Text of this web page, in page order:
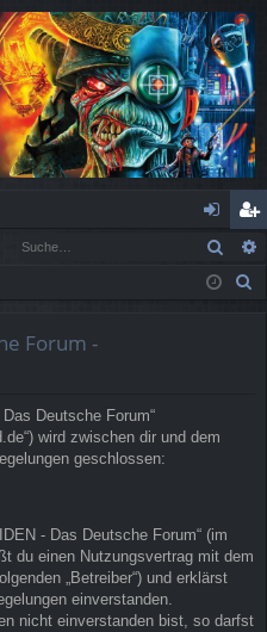
n
m
eg
ist
Forum -
Deutsche Forum“
wird zwischen dir und dem
geschlossen:
- Das Deutsche Forum“ (im
du einen Nutzungsvertrag mit dem
„Betreiber“) und erklärst
einverstanden.
nicht einverstanden bist, so darfst